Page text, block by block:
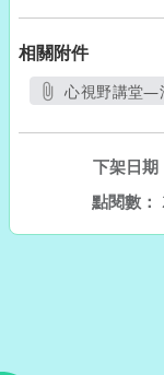
相關附件
心視野講堂
下架日期
點閱數：